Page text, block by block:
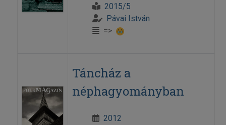
2015/5
Pávai István
=>
Táncház a
néphagyományban
2012